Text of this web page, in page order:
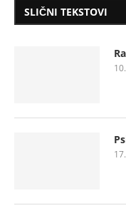
SLIČNI TEKSTOVI